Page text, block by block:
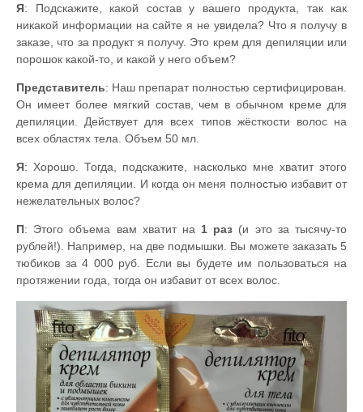
Я: Подскажите, какой состав у вашего продукта, так как
никакой информации на сайте я не увидела? Что я получу в
заказе, что за продукт я получу. Это крем для депиляции или
порошок какой-то, и какой у него объем?
Представитель: Наш препарат полностью сертифицирован.
Он имеет более мягкий состав, чем в обычном креме для
депиляции. Действует для всех типов жёсткости волос на
всех областях тела. Объем 50 мл.
Я: Хорошо. Тогда, подскажите, насколько мне хватит этого
крема для депиляции. И когда он меня полностью избавит от
нежелательных волос?
П: Этого объема вам хватит на 1 раз (и это за тысячу-то
рублей!). Например, на две подмышки. Вы можете заказать 5
тюбиков за 4 000 руб. Если вы будете им пользоваться на
протяжении года, тогда он избавит от всех волос.